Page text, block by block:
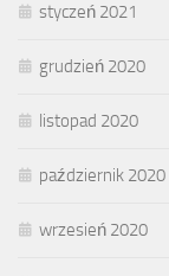
styczeń 2021
grudzień 2020
listopad 2020
październik 2020
wrzesień 2020